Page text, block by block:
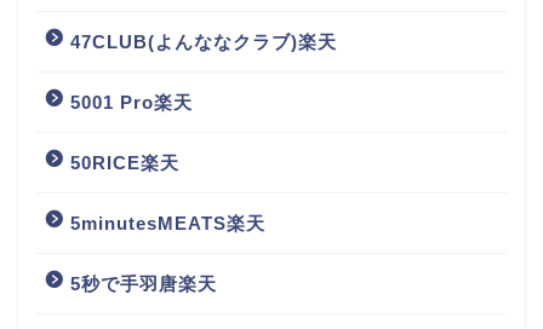
47CLUB(よんななクラブ)楽天
5001 Pro楽天
50RICE楽天
5minutesMEATS楽天
5秒で手羽唐楽天